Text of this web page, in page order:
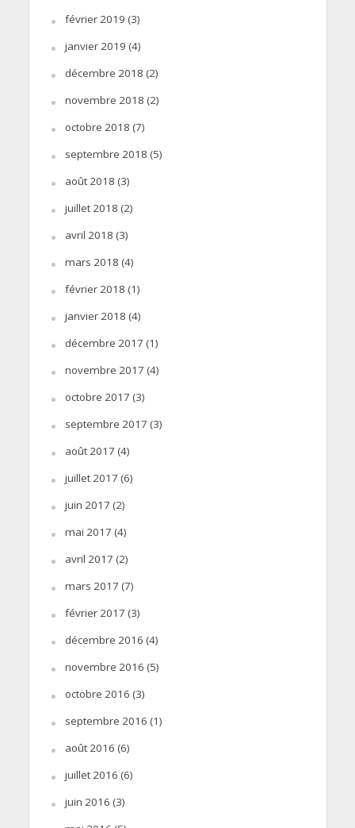
février 2019 (3)
janvier 2019 (4)
décembre 2018 (2)
novembre 2018 (2)
octobre 2018 (7)
septembre 2018 (5)
août 2018 (3)
juillet 2018 (2)
avril 2018 (3)
mars 2018 (4)
février 2018 (1)
janvier 2018 (4)
décembre 2017 (1)
novembre 2017 (4)
octobre 2017 (3)
septembre 2017 (3)
août 2017 (4)
juillet 2017 (6)
juin 2017 (2)
mai 2017 (4)
avril 2017 (2)
mars 2017 (7)
février 2017 (3)
décembre 2016 (4)
novembre 2016 (5)
octobre 2016 (3)
septembre 2016 (1)
août 2016 (6)
juillet 2016 (6)
juin 2016 (3)